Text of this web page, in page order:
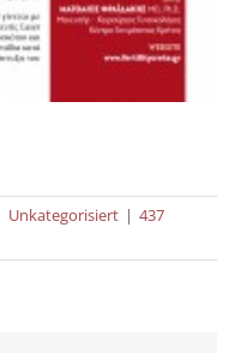
Unkategorisiert | 437